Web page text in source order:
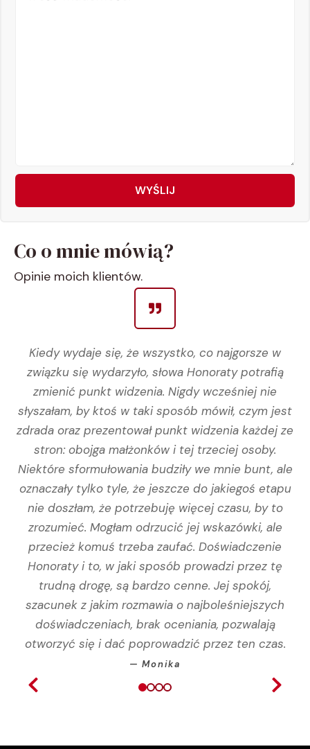
WYŚLIJ
Co o mnie mówią?
Opinie moich klientów.
Kiedy wydaje się, że wszystko, co najgorsze w
związku się wydarzyło, słowa Honoraty potrafią
zmienić punkt widzenia. Nigdy wcześniej nie
słyszałam, by ktoś w taki sposób mówił, czym jest
zdrada oraz prezentował punkt widzenia każdej ze
stron: obojga małżonków i tej trzeciej osoby.
Niektóre sformułowania budziły we mnie bunt, ale
oznaczały tylko tyle, że jeszcze do jakiegoś etapu
nie doszłam, że potrzebuję więcej czasu, by to
zrozumieć. Mogłam odrzucić jej wskazówki, ale
przecież komuś trzeba zaufać. Doświadczenie
Honoraty i to, w jaki sposób prowadzi przez tę
trudną drogę, są bardzo cenne. Jej spokój,
szacunek z jakim rozmawia o najboleśniejszych
doświadczeniach, brak oceniania, pozwalają
otworzyć się i dać poprowadzić przez ten czas.
— Monika